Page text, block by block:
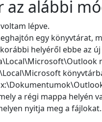
alábbi
lépve.
egy könyvtárat,
helyéről ebbe az
a régi mappa helyén
nyitja meg a fájlokat.